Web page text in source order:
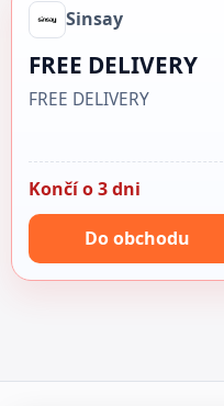
Sinsay
FREE DELIVERY
FREE DELIVERY
Končí o 3 dni
Do obchodu